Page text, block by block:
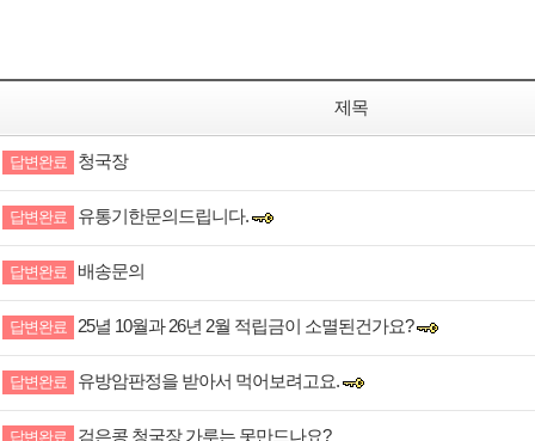
제목
답변완료 청국장
답변완료 유통기한문의드립니다.
답변완료 배송문의
답변완료 25녈 10월과 26년 2월 적립금이 소멸된건가요?
답변완료 유방암판정을 받아서 먹어보려고요.
답변완료 검은콩 청국장 가루는 못만드나요?